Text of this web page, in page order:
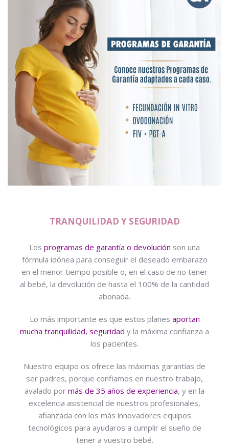
TRANQUILIDAD Y SEGURIDAD
Los programas de garantía o devolución son una
fórmula idónea para conseguir el deseado embarazo
en el menor tiempo posible o, en el caso de no tener
al bebé, la devolución de hasta el 100% de la cantidad
abonada.
Lo más importante es que estos planes aportan
mucha tranquilidad, seguridad y la máxima confianza a
los pacientes.
Nuestro equipo os ofrece las máximas garantías de
ser padres, porque confiamos en nuestro trabajo,
avalado por más de 35 años de experiencia, y en la
excelencia asistencial de nuestros profesionales,
afianzada con los más innovadores equipos
tecnológicos para ayudaros a cumplir el sueño de
tener a vuestro bebé.